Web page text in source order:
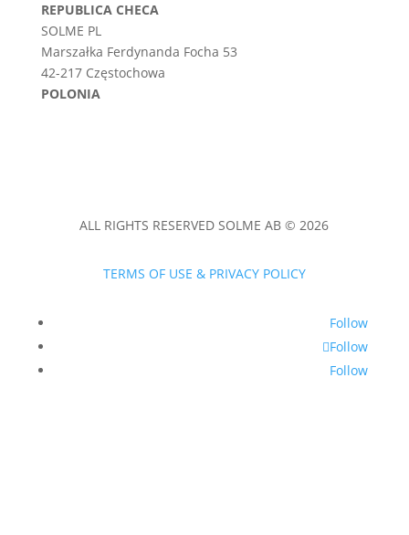
REPUBLICA CHECA
SOLME PL
Marszałka Ferdynanda Focha 53
42-217 Częstochowa
POLONIA
ALL RIGHTS RESERVED SOLME AB © 2026
TERMS OF USE & PRIVACY POLICY
Follow
Follow
Follow